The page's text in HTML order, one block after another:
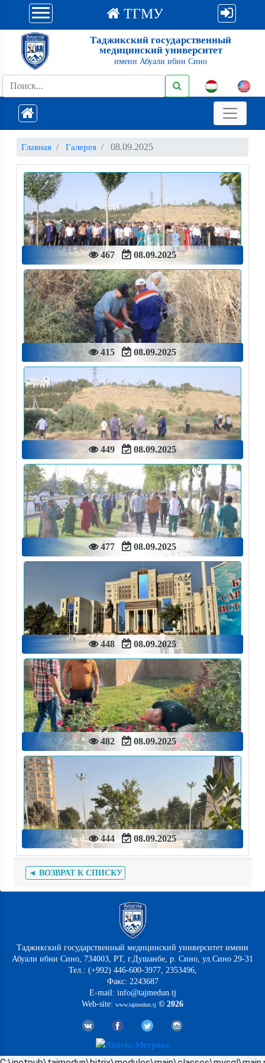
ТГМУ
Таджикский государственный
медицинский университет
имени Абуали ибни Сино
Главная Галерея 08.09.2025
467 08.09.2025
415 08.09.2025
449 08.09.2025
477 08.09.2025
448 08.09.2025
482 08.09.2025
444 08.09.2025
◄ ВОЗВРАТ К СПИСКУ
Таджикский государственный медицинский университет имени
Абуали ибни Сино, 734003, РТ, г.Душанбе, р. Сино, ул.Сино 29-31
Тел.: (+992) 446-600-3977, 2353496,
Факс: 2243687
E-mail: info@tajmedun.tj
Web-site: www.tajmedun.tj © 2026